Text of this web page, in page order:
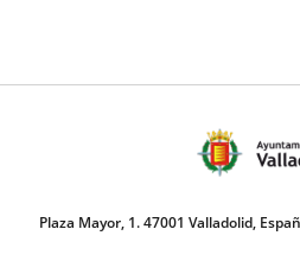
Plaza Mayor, 1. 47001 Valladolid,